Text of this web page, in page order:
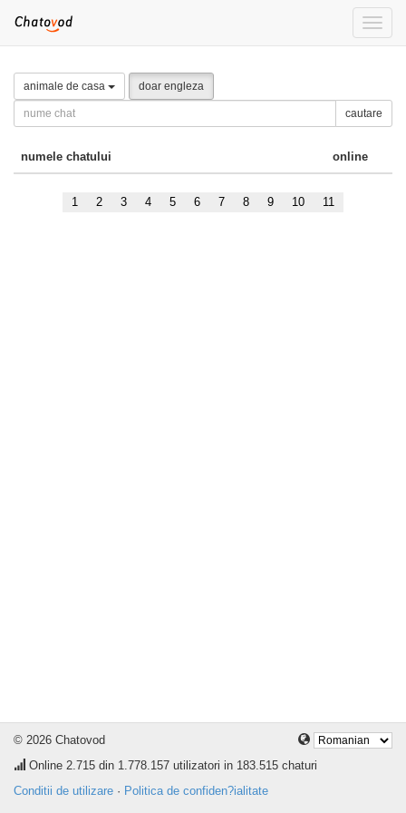
Toggle
animale de casa doar engleza
cautare
numele chatului online
1 2 3 4 5 6 7 8 9 10 11
© 2026 Chatovod
Online 2.715 din 1.778.157 utilizatori in 183.515 chaturi
Conditii de utilizare · Politica de confiden?ialitate